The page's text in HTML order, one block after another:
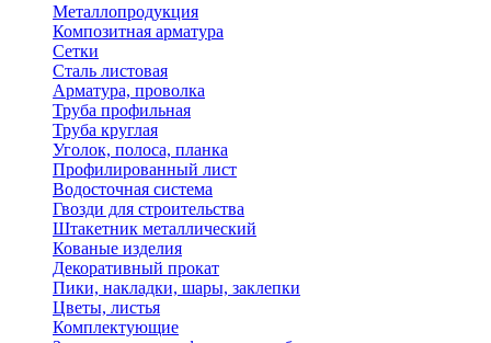
Металлопродукция
Композитная арматура
Сетки
Сталь листовая
Арматура, проволка
Труба профильная
Труба круглая
Уголок, полоса, планка
Профилированный лист
Водосточная система
Гвозди для строительства
Штакетник металлический
Кованые изделия
Декоративный прокат
Пики, накладки, шары, заклепки
Цветы, листья
Комплектующие